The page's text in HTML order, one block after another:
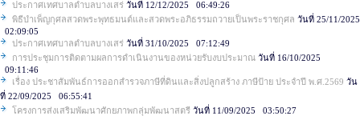
ประกาศเทศบาลตำบลบางเสร่ วันที่ 12/12/2025 06:49:26
พิธีบำเพ็ญกุศลสวดพระพุทธมนต์และสวดพระอภิธรรมถวายเป็นพระราชกุศล วันที่ 25/11/2025
02:09:05
ประกาศเทศบาลตำบลบางเสร่ วันที่ 31/10/2025 07:12:49
การประชุมการติดตามผลการดำเนินงานของหน่วยรับงบประมาณ วันที่ 16/10/2025
09:11:46
เรื่อง ประชาสัมพันธ์การออกสำรวจภาษีที่ดินและสิ่งปลูกสร้าง ภาษีป้าย ประจำปี พ.ศ.2569 วัน
ที่ 22/09/2025 06:55:41
โครงการส่งเสริมพัฒนาศักยภาพกลุ่มพัฒนาสตรี วันที่ 11/09/2025 03:50:27